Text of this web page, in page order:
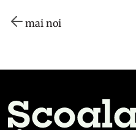
mai noi